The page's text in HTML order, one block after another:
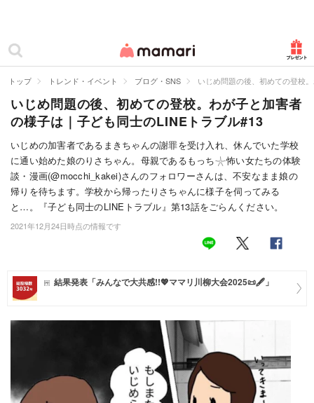
ママリ
カテゴリー一覧
妊娠
出産
赤ちゃん・育児
子育て・家族
病院
お仕事
トップ トレンド・イベント ブログ・SNS いじめ問題の後、初めての登校
いじめ問題の後、初めての登校。わが子と加害者
の様子は｜子ども同士のLINEトラブル#13
いじめの加害者であるまきちゃんの謝罪を受け入れ、休んでいた学校
に通い始めた娘のりさちゃん。母親であるもっち𓇼怖い女たちの体験
談・漫画(@mocchi_kakei)さんのフォロワーさんは、不安なまま娘の
帰りを待ちます。学校から帰ったりさちゃんに様子を伺ってみる
と…。『子ども同士のLINEトラブル』第13話をごらんください。
2021年12月24日時点の情報です
結果発表「みんなで大共感!!💖ママリ川柳大会2025📜🖋️」